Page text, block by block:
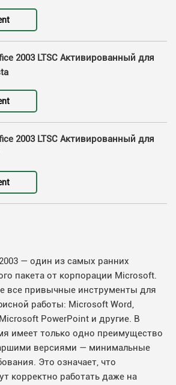
2003 LTSC Активированный для
2003 LTSC Активированный для
— один из самых ранних
пакета от корпорации Microsoft.
все привычные инструменты для
работы: Microsoft Word,
PowerPoint и другие. В
имеет только одно преимущество
версиями — минимальные
Это означает, что
корректно работать даже на